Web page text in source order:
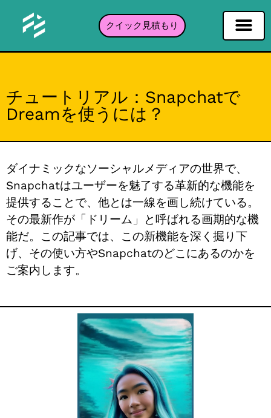
クイック見積もり
チュートリアル：Snapchatで
Dreamを使うには？
ダイナミックなソーシャルメディアの世界で、
Snapchatはユーザーを魅了する革新的な機能を
提供することで、他とは一線を画し続けている。
その最新作が「ドリーム」と呼ばれる画期的な機
能だ。この記事では、この新機能を深く掘り下
げ、その使い方やSnapchatのどこにあるのかを
ご案内します。